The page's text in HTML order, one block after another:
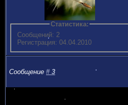
Статистика:
Сообщений: 2
Регистрация: 04.04.2010
Сообщение # 3